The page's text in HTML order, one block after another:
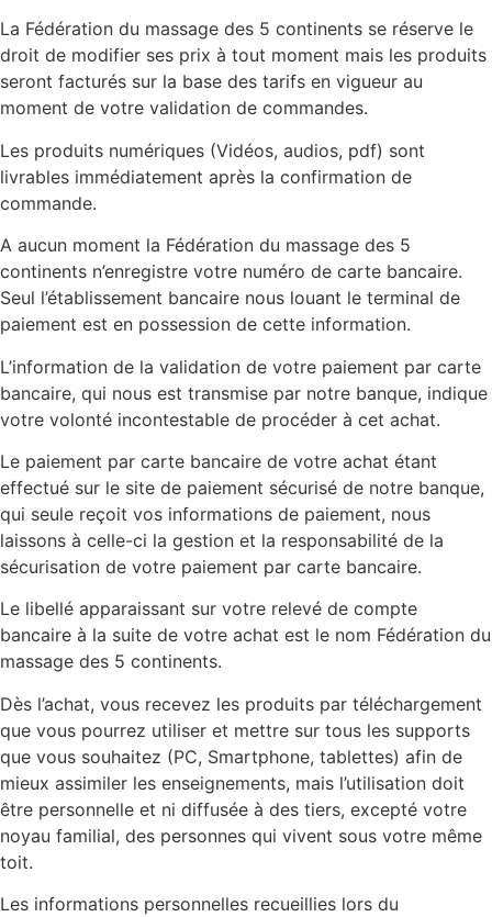
La Fédération du massage des 5 continents se réserve le
droit de modifier ses prix à tout moment mais les produits
seront facturés sur la base des tarifs en vigueur au
moment de votre validation de commandes.
Les produits numériques (Vidéos, audios, pdf) sont
livrables immédiatement après la confirmation de
commande.
A aucun moment la Fédération du massage des 5
continents n’enregistre votre numéro de carte bancaire.
Seul l’établissement bancaire nous louant le terminal de
paiement est en possession de cette information.
L’information de la validation de votre paiement par carte
bancaire, qui nous est transmise par notre banque, indique
votre volonté incontestable de procéder à cet achat.
Le paiement par carte bancaire de votre achat étant
effectué sur le site de paiement sécurisé de notre banque,
qui seule reçoit vos informations de paiement, nous
laissons à celle-ci la gestion et la responsabilité de la
sécurisation de votre paiement par carte bancaire.
Le libellé apparaissant sur votre relevé de compte
bancaire à la suite de votre achat est le nom Fédération du
massage des 5 continents.
Dès l’achat, vous recevez les produits par téléchargement
que vous pourrez utiliser et mettre sur tous les supports
que vous souhaitez (PC, Smartphone, tablettes) afin de
mieux assimiler les enseignements, mais l’utilisation doit
être personnelle et ni diffusée à des tiers, excepté votre
noyau familial, des personnes qui vivent sous votre même
toit.
Les informations personnelles recueillies lors du